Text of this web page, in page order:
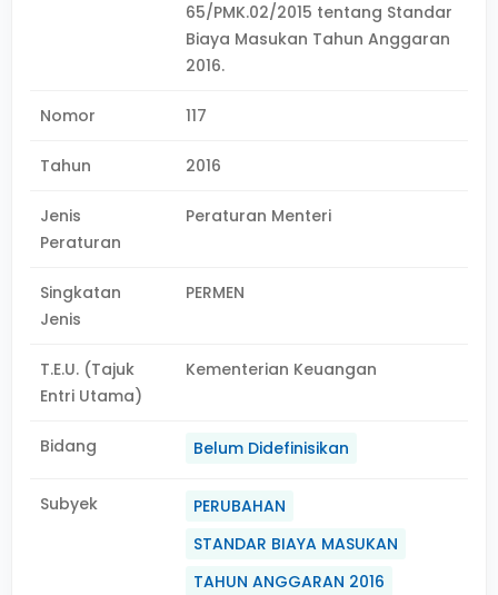
65/PMK.02/2015 tentang Standar
Biaya Masukan Tahun Anggaran
2016.
Nomor 117
Tahun 2016
Jenis
Peraturan
Peraturan Menteri
Singkatan
Jenis
PERMEN
T.E.U. (Tajuk
Entri Utama)
Kementerian Keuangan
Bidang Belum Didefinisikan
Subyek
PERUBAHAN
STANDAR BIAYA MASUKAN
TAHUN ANGGARAN 2016